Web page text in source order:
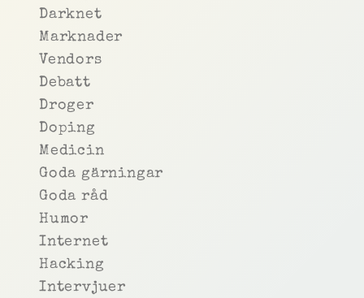
Darknet
Marknader
Vendors
Debatt
Droger
Doping
Medicin
Goda gärningar
Goda råd
Humor
Internet
Hacking
Intervjuer